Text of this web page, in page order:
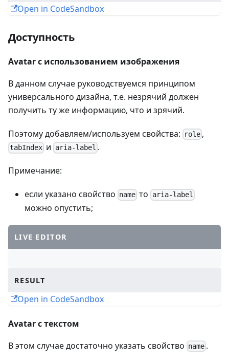
Open in CodeSandbox
Доступность
Avatar c использованием изображения
В данном случае руководствуемся принципом
универсального дизайна, т.е. незрячий должен
получить ту же информацию, что и зрячий.
Поэтому добавляем/используем свойства: role ,
tabIndex и aria-label .
Примечание:
если указано свойство name то aria-label
можно опустить;
LIVE EDITOR
RESULT
Open in CodeSandbox
Avatar c текстом
В этом случае достаточно указать свойство name .